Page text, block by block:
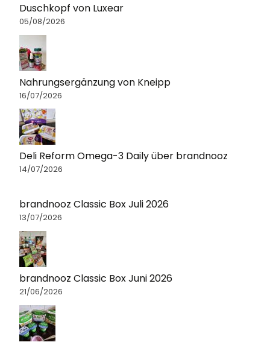
Duschkopf von Luxear
05/08/2026
Nahrungsergänzung von Kneipp
16/07/2026
Deli Reform Omega-3 Daily über brandnooz
14/07/2026
brandnooz Classic Box Juli 2026
13/07/2026
brandnooz Classic Box Juni 2026
21/06/2026